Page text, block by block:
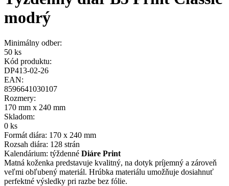
modrý
Minimálny odber:
50 ks
Kód produktu:
DP413-02-26
EAN:
8596641030107
Rozmery:
170 mm x 240 mm
Skladom:
0 ks
Formát diára: 170 x 240 mm
Rozsah diára: 128 strán
Kalendárium: týždenné Diáre Print
Matná koženka predstavuje kvalitný, na dotyk príjemný a zároveň
veľmi obľubený materiál. Hrúbka materiálu umožňuje dosiahnuť
perfektné výsledky pri razbe bez fólie.